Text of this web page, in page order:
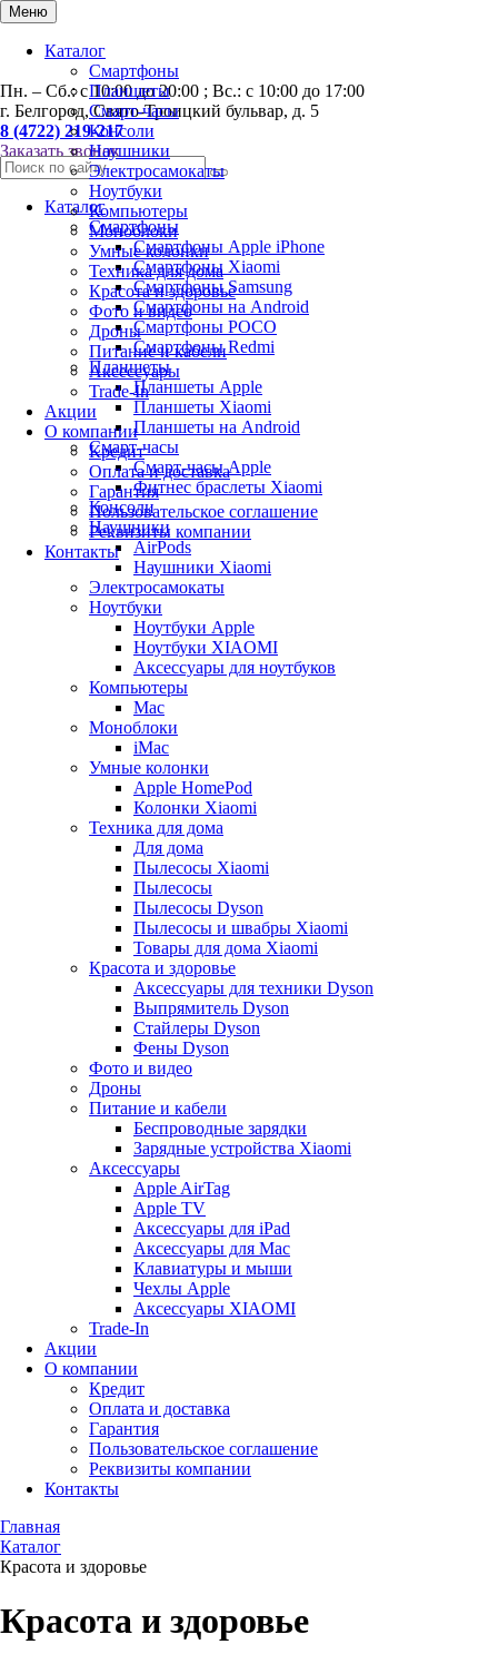
Меню
Каталог
Смартфоны
Планшеты
Смарт-часы
Консоли
Наушники
Электросамокаты
Ноутбуки
Компьютеры
Моноблоки
Умные колонки
Техника для дома
Красота и здоровье
Фото и видео
Дроны
Питание и кабели
Аксессуары
Trade-In
Акции
О компании
Кредит
Оплата и доставка
Гарантия
Пользовательское соглашение
Реквизиты компании
Контакты
0
Пн. – Сб.: с 10:00 до 20:00 ; Вс.: с 10:00 до 17:00
г. Белгород, Свято-Троицкий бульвар, д. 5
8 (4722) 219-217
Заказать звонок
Каталог
Смартфоны
Смартфоны Apple iPhone
Смартфоны Хiaomi
Смартфоны Samsung
Смартфоны на Android
Смартфоны POCO
Смартфоны Redmi
Планшеты
Планшеты Apple
Планшеты Xiaomi
Планшеты на Android
Смарт-часы
Смарт-часы Apple
Фитнес браслеты Xiaomi
Консоли
Наушники
AirPods
Наушники Xiaomi
Электросамокаты
Ноутбуки
Ноутбуки Apple
Ноутбуки XIAOMI
Аксессуары для ноутбуков
Компьютеры
Mac
Моноблоки
iMac
Умные колонки
Apple HomePod
Колонки Xiaomi
Техника для дома
Для дома
Пылесосы Xiaomi
Пылесосы
Пылесосы Dyson
Пылесосы и швабры Xiaomi
Товары для дома Xiaomi
Красота и здоровье
Аксессуары для техники Dyson
Выпрямитель Dyson
Стайлеры Dyson
Фены Dyson
Фото и видео
Дроны
Питание и кабели
Беспроводные зарядки
Зарядные устройства Xiaomi
Аксессуары
Apple AirTag
Apple TV
Аксессуары для iPad
Аксессуары для Mac
Клавиатуры и мыши
Чехлы Apple
Аксессуары XIAOMI
Trade-In
Акции
О компании
Кредит
Оплата и доставка
Гарантия
Пользовательское соглашение
Реквизиты компании
Контакты
Главная
Каталог
Красота и здоровье
Красота и здоровье